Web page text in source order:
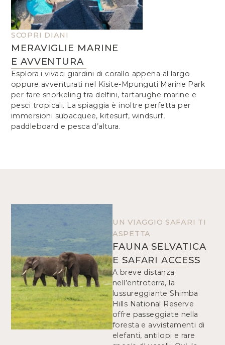
SCOPRI DIANI
MERAVIGLIE MARINE
E AVVENTURA
Esplora i vivaci giardini di corallo appena al largo
oppure avventurati nel Kisite-Mpunguti Marine Park
per fare snorkeling tra delfini, tartarughe marine e
pesci tropicali. La spiaggia è inoltre perfetta per
immersioni subacquee, kitesurf, windsurf,
paddleboard e pesca d’altura.
UN VIAGGIO SAFARI TI
ASPETTA
FAUNA SELVATICA
E SAFARI ACCESS
A breve distanza
nell’entroterra, la
lussureggiante Shimba
Hills National Reserve
offre passeggiate nella
foresta e avvistamenti di
elefanti, antilopi e rare